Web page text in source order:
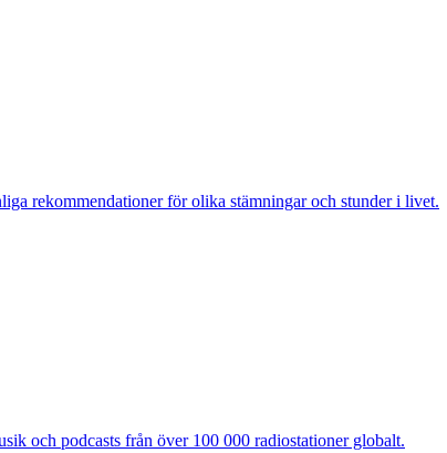
rekommendationer för olika stämningar och stunder i livet.
och podcasts från över 100 000 radiostationer globalt.